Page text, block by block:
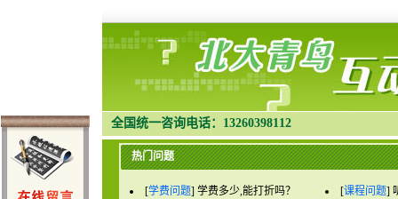
全国统一咨询电话：13260398112
热门问题
[学费问题] 学费多少,能打折吗？ [课程问题]